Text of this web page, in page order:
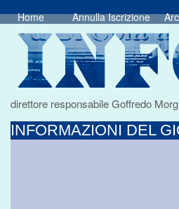
Home Annulla Iscrizione
direttore responsabile Goffredo
INFORMAZIONI DEL